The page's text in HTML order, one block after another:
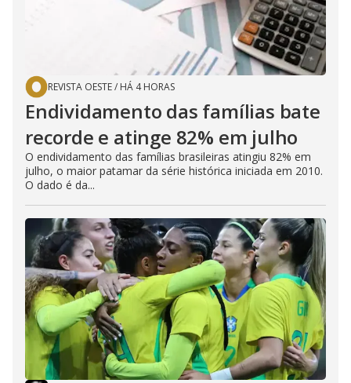
REVISTA OESTE/ HÁ 4 HORAS
Endividamento das famílias bate
recorde e atinge 82% em julho
O endividamento das famílias brasileiras atingiu 82% em
julho, o maior patamar da série histórica iniciada em 2010.
O dado é da...